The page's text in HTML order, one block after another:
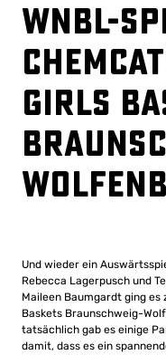
WNBL-
Girls
Und wieder ein
Rebecca Lagerpusch und
Maileen Baumgardt ging es
Baskets Braunschweig-
tatsächlich gab es einige
damit, dass es ein